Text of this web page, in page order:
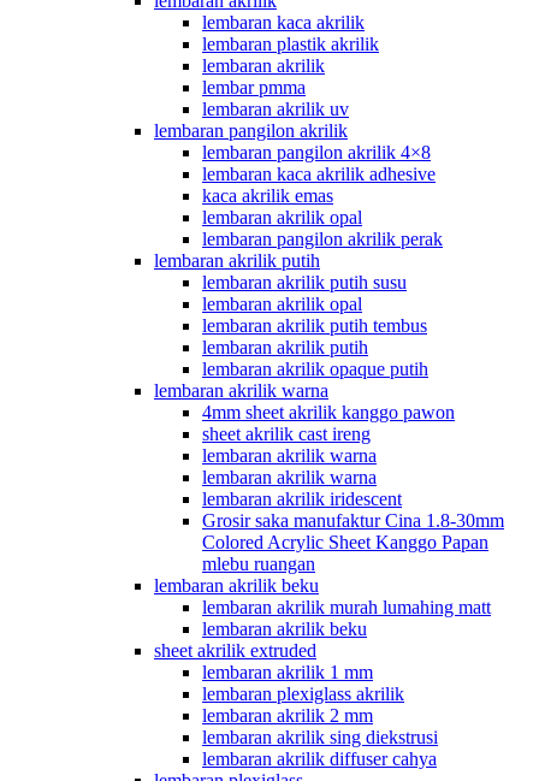
lembaran kaca akrilik
lembaran plastik akrilik
lembaran akrilik
lembar pmma
lembaran akrilik uv
lembaran pangilon akrilik
lembaran pangilon akrilik 4×8
lembaran kaca akrilik adhesive
kaca akrilik emas
lembaran akrilik opal
lembaran pangilon akrilik perak
lembaran akrilik putih
lembaran akrilik putih susu
lembaran akrilik opal
lembaran akrilik putih tembus
lembaran akrilik putih
lembaran akrilik opaque putih
lembaran akrilik warna
4mm sheet akrilik kanggo pawon
sheet akrilik cast ireng
lembaran akrilik warna
lembaran akrilik warna
lembaran akrilik iridescent
Grosir saka manufaktur Cina 1.8-30mm
Colored Acrylic Sheet Kanggo Papan
mlebu ruangan
lembaran akrilik beku
lembaran akrilik murah lumahing matt
lembaran akrilik beku
sheet akrilik extruded
lembaran akrilik 1 mm
lembaran plexiglass akrilik
lembaran akrilik 2 mm
lembaran akrilik sing diekstrusi
lembaran akrilik diffuser cahya